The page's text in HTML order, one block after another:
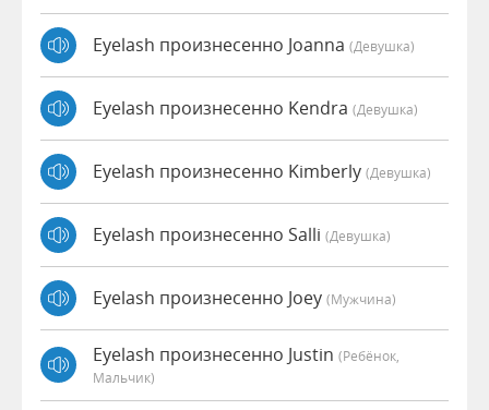
Eyelash произнесенно Joanna (девушка)
Eyelash произнесенно Kendra (девушка)
Eyelash произнесенно Kimberly (девушка)
Eyelash произнесенно Salli (девушка)
Eyelash произнесенно Joey (мужчина)
Eyelash произнесенно Justin (Ребёнок,
Мальчик)